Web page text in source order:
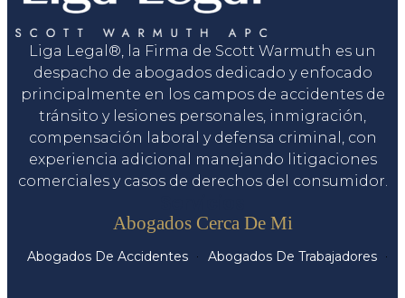
Liga Legal®, la Firma de Scott Warmuth es un
despacho de abogados dedicado y enfocado
principalmente en los campos de accidentes de
tránsito y lesiones personales, inmigración,
compensación laboral y defensa criminal, con
experiencia adicional manejando litigaciones
comerciales y casos de derechos del consumidor.
Abogados Cerca De Mi
Abogados De Accidentes Abogados De Trabajadores